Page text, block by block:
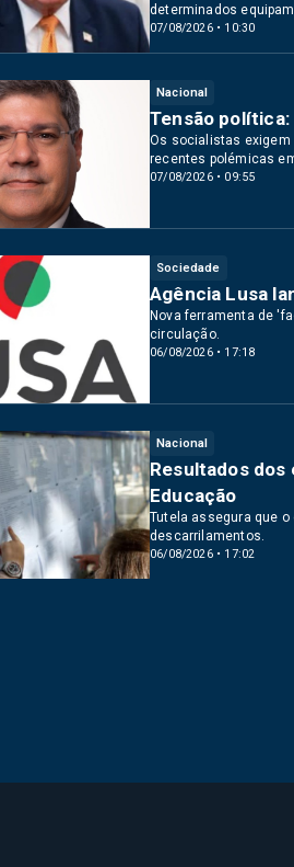
07/08/2026 • 10:30
determinados
Nacional
07/08/2026 • 09:55
Tensão
Os socialistas exigem
recentes polémicas
Sociedade
06/08/2026 • 17:18
Agência Lusa
Nova ferramenta de
circulação.
Nacional
06/08/2026 • 17:02
Resultados
Educação
Tutela assegura que
descarrilamentos.